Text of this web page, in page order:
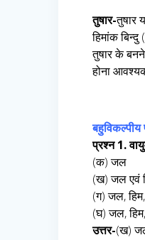
तुषार-तुषार
हिमांक
तुषार के
होना
बहुविकल्पीय
प्रश्न 1.
(क) जल
(ख) जल एवं
(ग) जल,
(घ) जल,
उत्तर-(ख)